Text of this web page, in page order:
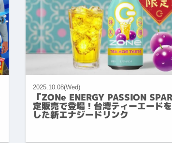
2025.10.08(Wed)
「ZONe ENERGY PASSION
定販売で登場！台湾ティーエード
した新エナジードリンク